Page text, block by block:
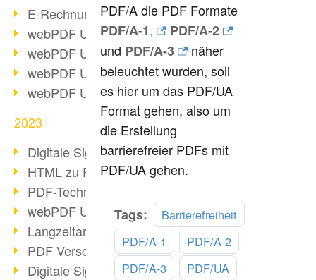
E-Rechnungsstellung ab 2025
webPDF Update 9.0.0.3584
webPDF Update 9.0.0.3479
webPDF Update 9.0.0.3361
webPDF Update 9.0.0.3264
2023
Digitale Signatur in PDF
HTML zu PDF
PDF-Techniken für Barrierefreiheit
webPDF Update 9.0.0.3149
Langzeitarchivierung mit PDF/A
PDF Verschlüsselung
Digitale Signaturen
PDF/A die PDF Formate
PDF/A-1,
PDF/A-2
und PDF/A-3
näher
beleuchtet wurden, soll
es hier um das PDF/UA
Format gehen, also um
die Erstellung
barrierefreier PDFs mit
PDF/UA gehen.
Tags:
Barrierefreiheit
PDF/A-1
PDF/A-2
PDF/A-3
PDF/UA